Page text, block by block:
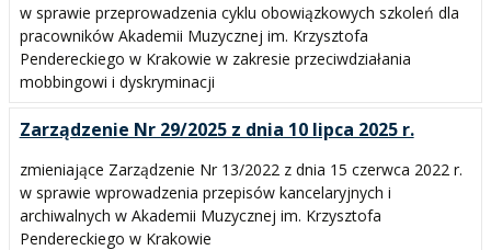
w sprawie przeprowadzenia cyklu obowiązkowych szkoleń dla
pracowników Akademii Muzycznej im. Krzysztofa
Pendereckiego w Krakowie w zakresie przeciwdziałania
mobbingowi i dyskryminacji
Zarządzenie Nr 29/2025 z dnia 10 lipca 2025 r.
zmieniające Zarządzenie Nr 13/2022 z dnia 15 czerwca 2022 r.
w sprawie wprowadzenia przepisów kancelaryjnych i
archiwalnych w Akademii Muzycznej im. Krzysztofa
Pendereckiego w Krakowie